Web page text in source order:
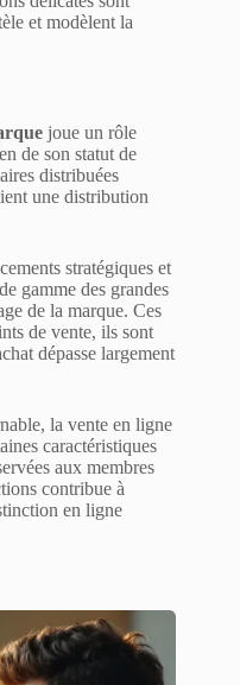
et modèlent la
joue un rôle
de son statut de
distribuées
une distribution
stratégiques et
gamme des grandes
de la marque. Ces
de vente, ils sont
dépasse largement
la vente en ligne
caractéristiques
aux membres
contribue à
en ligne